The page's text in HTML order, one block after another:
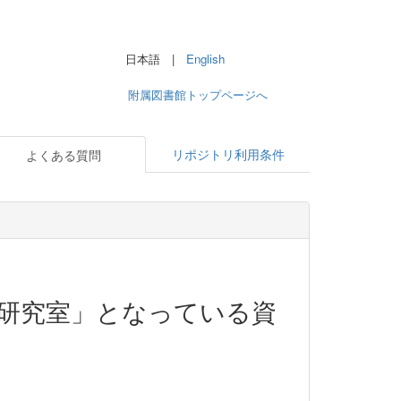
日本語 | English
附属図書館トップページへ
よくある質問 リポジトリ利用条件
究室」となっている資